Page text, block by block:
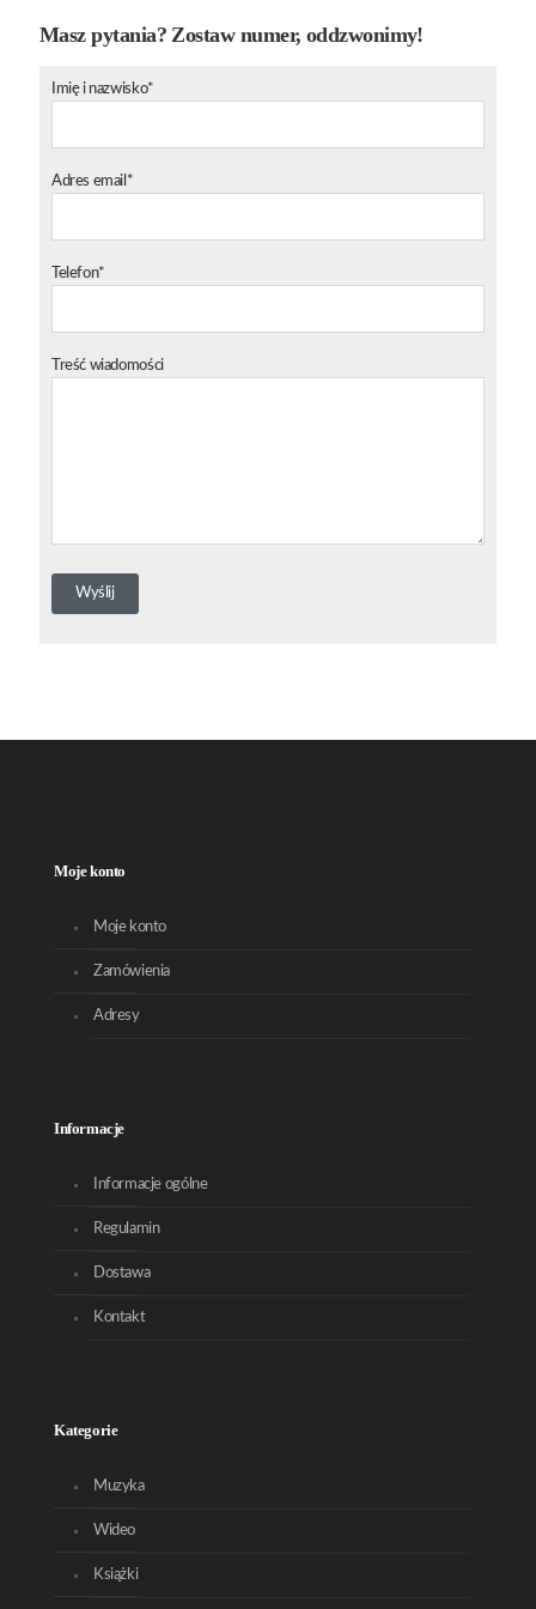
Masz pytania? Zostaw numer, oddzwonimy!
Imię i nazwisko*
Adres email*
Telefon*
Treść wiadomości
Moje konto
Moje konto
Zamówienia
Adresy
Informacje
Informacje ogólne
Regulamin
Dostawa
Kontakt
Kategorie
Muzyka
Wideo
Książki